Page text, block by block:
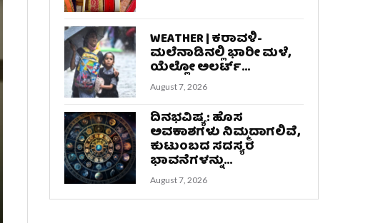
WEATHER | ಕರಾವಳಿ-
ಮಲೆನಾಡಿನಲ್ಲಿ ಭಾರೀ ಮಳೆ,
ಯೆಲ್ಲೋ ಅಲರ್ಟ್‌...
August 7, 2026
ದಿನಭವಿಷ್ಯ: ಹೊಸ
ಅವಕಾಶಗಳು ನಿಮ್ಮದಾಗಲಿವೆ,
ಕುಟುಂಬದ ಸದಸ್ಯರ
ಭಾವನೆಗಳನ್ನು...
August 7, 2026